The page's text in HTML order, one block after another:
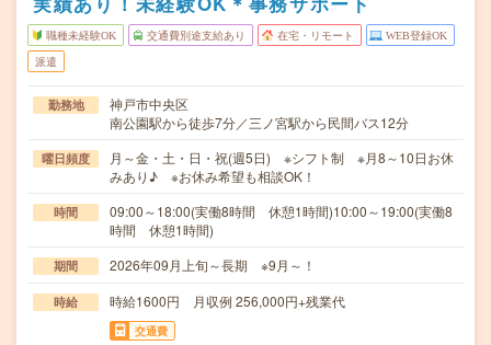
職種未経験OK 交通費別途支給あり 在宅・リモート WEB登録OK
派遣
勤務地
神戸市中央区
南公園駅から徒歩7分／三ノ宮駅から民間バス12分
曜日頻度
月～金・土・日・祝(週5日) ※シフト制 ※月8～10日お休
みあり♪ ※お休み希望も相談OK！
時間
09:00～18:00(実働8時間 休憩1時間)10:00～19:00(実働8
時間 休憩1時間)
期間 2026年09月上旬～長期 ※9月～！
時給 時給1600円 月収例 256,000円+残業代
交通費